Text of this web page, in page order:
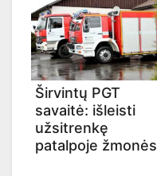
Širvintų PGT
savaitė: išleisti
užsitrenkę
patalpoje žmonės